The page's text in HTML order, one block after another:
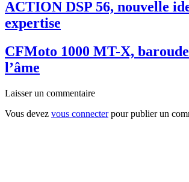
ACTION DSP 56, nouvelle
expertise
CFMoto 1000 MT-X,
l’âme
Laisser un commentaire
Vous devez vous connecterpour publier un